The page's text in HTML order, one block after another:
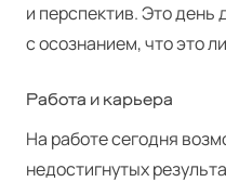
и перспектив. Это день
с осознанием, что это
Работа и карьера
На работе сегодня
недостигнутых